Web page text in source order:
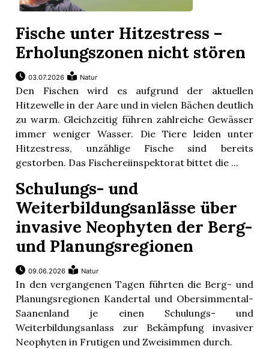
Fische unter Hitzestress –
Erholungszonen nicht stören
03.07.2026 Natur
Den Fischen wird es aufgrund der aktuellen
Hitzewelle in der Aare und in vielen Bächen deutlich
zu warm. Gleichzeitig führen zahlreiche Gewässer
immer weniger Wasser. Die Tiere leiden unter
Hitzestress, unzählige Fische sind bereits
gestorben. Das Fischereiinspektorat bittet die ...
Schulungs- und
Weiterbildungsanlässe über
invasive Neophyten der Berg-
und Planungsregionen
09.06.2026 Natur
In den vergangenen Tagen führten die Berg- und
Planungsregionen Kandertal und Obersimmental-
Saanenland je einen Schulungs- und
Weiterbildungsanlass zur Bekämpfung invasiver
Neophyten in Frutigen und Zweisimmen durch.